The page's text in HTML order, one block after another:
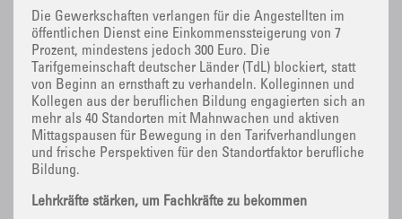
Die Gewerkschaften verlangen für die Angestellten im
öffentlichen Dienst eine Einkommenssteigerung von 7
Prozent, mindestens jedoch 300 Euro. Die
Tarifgemeinschaft deutscher Länder (TdL) blockiert, statt
von Beginn an ernsthaft zu verhandeln. Kolleginnen und
Kollegen aus der beruflichen Bildung engagierten sich an
mehr als 40 Standorten mit Mahnwachen und aktiven
Mittagspausen für Bewegung in den Tarifverhandlungen
und frische Perspektiven für den Standortfaktor berufliche
Bildung.
Lehrkräfte stärken, um Fachkräfte zu bekommen